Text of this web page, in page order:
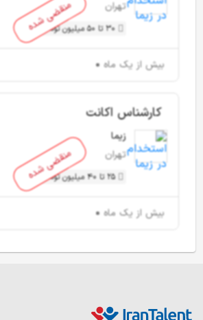
منقضی شده
تهران
30 تا 50 میلیون تومان
بیش از یک ماه
منقضی شده
کارشناس اکانت
زیما
تهران
25 تا 40 میلیون تومان
بیش از یک ماه